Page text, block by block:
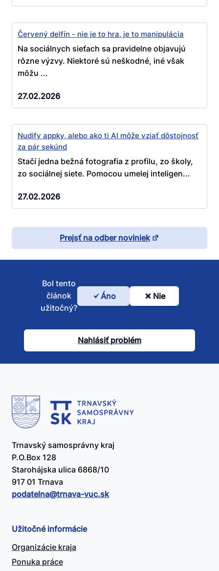
Červený delfín - nie je to hra, je to manipulácia
Na sociálnych sieťach sa pravidelne objavujú
rôzne výzvy. Niektoré sú neškodné, iné však
môžu ...
27.02.2026
Nudify appky, alebo ako ti AI môže vziať dôstojnosť
za pár sekúnd
Stačí jedna bežná fotografia z profilu, zo školy,
zo sociálnej siete. Pomocou umelej inteligen...
27.02.2026
Prejsť na odber noviniek
Bol
článok
užitočný?
Bol tento
článok
užitočný?
Áno Nie
Nahlásiť problém
Trnavský samosprávny kraj
P.O.Box 128
Starohájska ulica 6868/10
917 01 Trnava
podatelna@​trnava-vuc.sk
Užitočné informácie
Organizácie kraja
Ponuka práce